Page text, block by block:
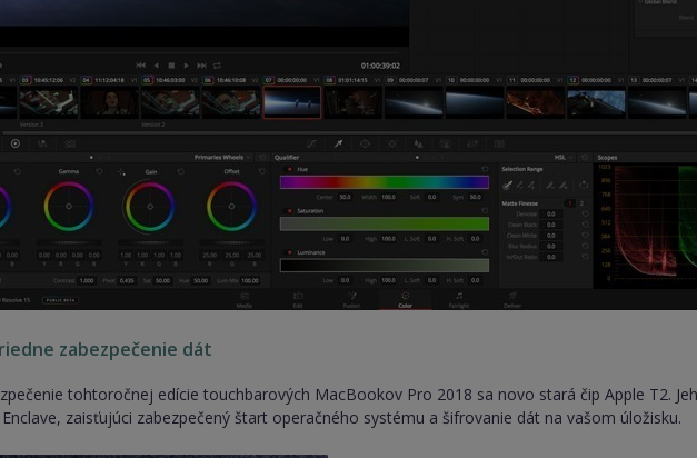
zabezpečenie dát
tohtoročnej edície touchbarových MacBookov Pro 2018 sa novo stará čip Apple T2.
Enclave, zaisťujúci zabezpečený štart operačného systému a šifrovanie dát na vašom úložisku.